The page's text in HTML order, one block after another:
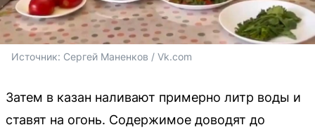
Источник: Сергей Маненков / Vk.com
Затем в казан наливают примерно литр воды и
ставят на огонь. Содержимое доводят до